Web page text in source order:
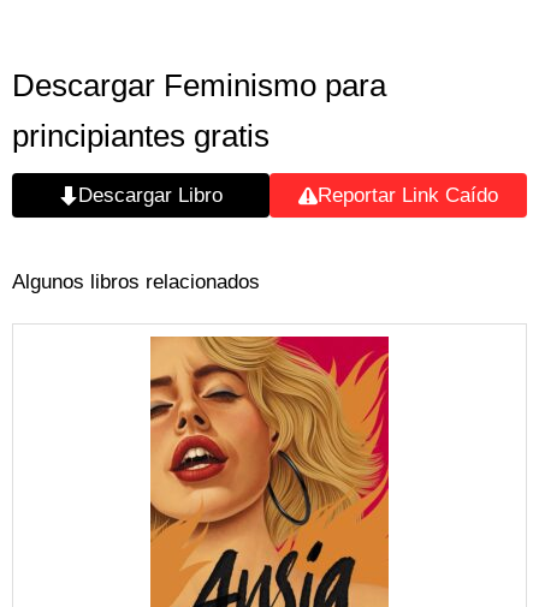
Descargar Feminismo para
principiantes gratis
Descargar Libro Reportar Link Caído
Algunos libros relacionados